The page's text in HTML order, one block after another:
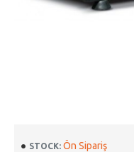
STOCK: Ön Sipariş